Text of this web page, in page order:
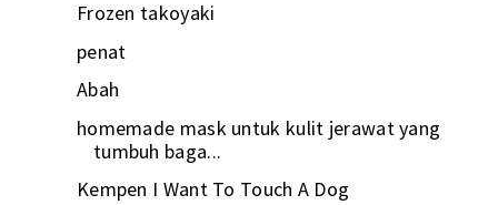
Frozen takoyaki
penat
Abah
homemade mask untuk kulit jerawat yang
tumbuh baga...
Kempen I Want To Touch A Dog